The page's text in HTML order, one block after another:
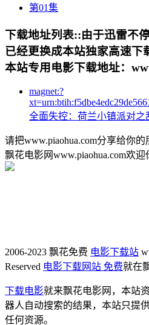
第01集
下载地址列表::由于迅雷不
已经更换成本站独家高速下
本站专用电影下载地址：
magnet:?
全面失控：荷兰小镇派对之
请把www.piaohua.com分享给你
飘花电影网www.piaohua.com欢迎
2006-2023 飘花免费 电影下载站
Reserved 电影下载网站 免费就在
下载电影就来飘花电影网，本站
器人自动搜索的结果，本站只提
任何资源。